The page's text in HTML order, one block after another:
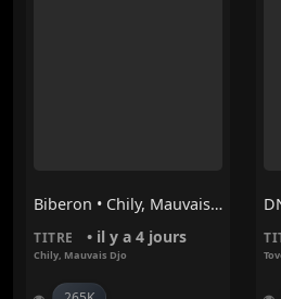
Biberon • Chily, Mauvais Djo
TITRE • il y a 4 jours
Chily, Mauvais Djo